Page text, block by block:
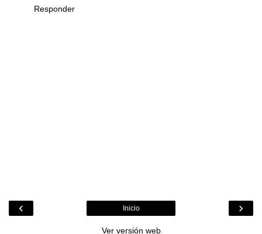
Responder
‹ ›
Inicio
Ver versión web